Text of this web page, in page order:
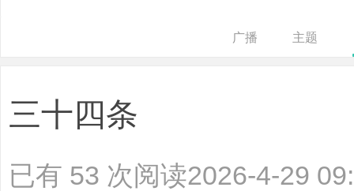
广播 主题
三十四条
已有 53 次阅读2026-4-29